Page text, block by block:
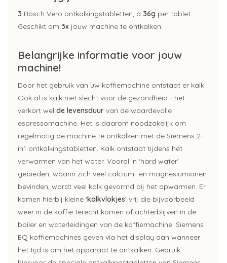
3 Bosch Vero ontkalkingstabletten, á 36g per tablet
Geschikt om 3x jouw machine te ontkalken
Belangrijke informatie voor jouw
machine!
Door het gebruik van uw koffiemachine ontstaat er kalk.
Ook al is kalk niet slecht voor de gezondheid - het
verkort wel de levensduur van de waardevolle
espressomachine. Het is daarom noodzakelijk om
regelmatig de machine te ontkalken met de Siemens 2-
in1 ontkalkingstabletten. Kalk ontstaat tijdens het
verwarmen van het water. Vooral in ‘hard water’
gebieden, waarin zich veel calcium- en magnesiumionen
bevinden, wordt veel kalk gevormd bij het opwarmen. Er
komen hierbij kleine ‘kalkvlokjes’ vrij die bijvoorbeeld
weer in de koffie terecht komen of achterblijven in de
boiler en waterleidingen van de koffiemachine. Siemens
EQ koffiemachines geven via het display aan wanneer
het tijd is om het apparaat te ontkalken. Gebruik